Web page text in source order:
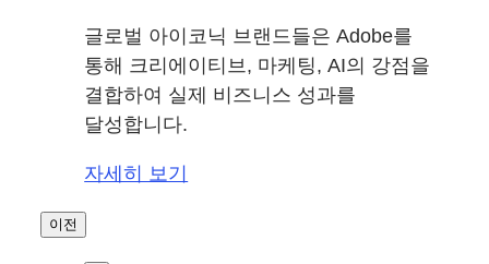
글로벌 아이코닉 브랜드들은 Adobe를
통해 크리에이티브, 마케팅, AI의 강점을
결합하여 실제 비즈니스 성과를
달성합니다.
자세히 보기
이전